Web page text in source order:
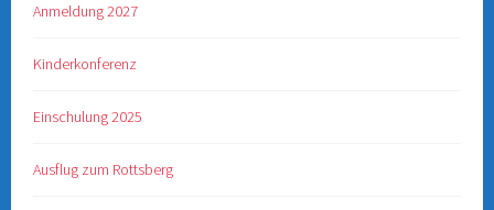
Anmeldung 2027
Kinderkonferenz
Einschulung 2025
Ausflug zum Rottsberg